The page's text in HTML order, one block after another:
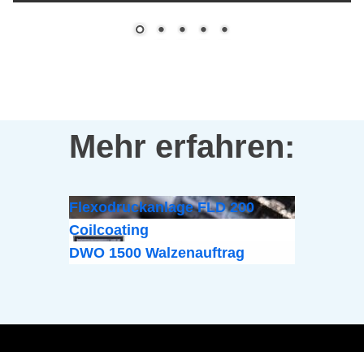
Mehr erfahren:
Flexodruckanlage FLD 200
Coilcoating
DWO 1500 Walzenauftrag